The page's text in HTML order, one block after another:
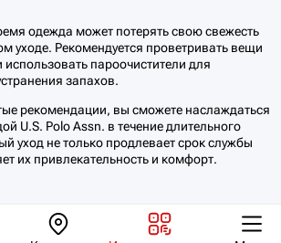
одежда может потерять свою свежесть
уходе. Рекомендуется проветривать вещи
использовать пароочистители для
запахов.
рекомендации, вы сможете наслаждаться
U.S. Polo Assn. в течение длительного
уход не только продлевает срок службы
их привлекательность и комфорт.